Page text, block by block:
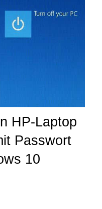
HP-Laptop
Passwort
10